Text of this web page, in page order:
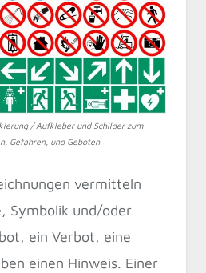
/ Aufkleber und Schilder zum
Gefahren, und Geboten.
vermitteln
Symbolik und/oder
ein Verbot, eine
einen Hinweis. Einer